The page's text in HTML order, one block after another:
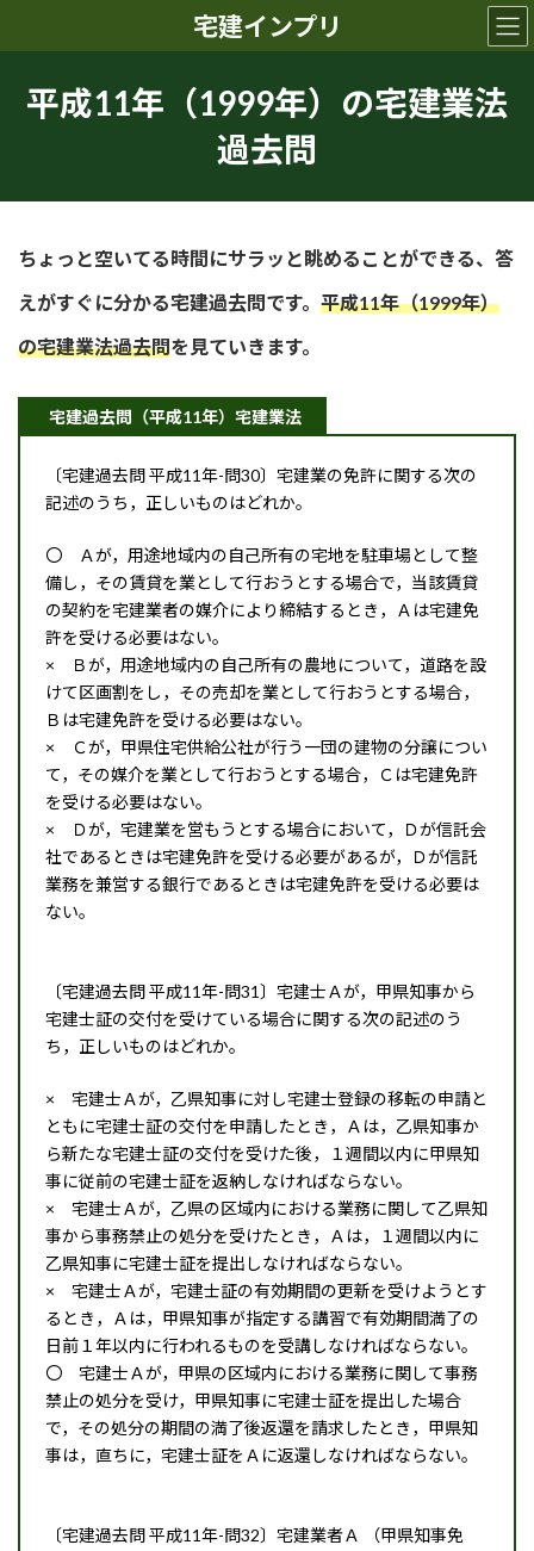
ッ
移
宅建インプリ
平成11年（1999年）の宅建業法
過去問
ちょっと空いてる時間にサラッと眺めることができる、答
えがすぐに分かる宅建過去問です。 平成11年（1999年）
の宅建業法過去問を見ていきます。
宅建過去問（平成11年）宅建業法
〔宅建過去問 平成11年-問30〕宅建業の免許に関する次の
記述のうち，正しいものはどれか。
〇 Ａが，用途地域内の自己所有の宅地を駐車場として整
備し，その賃貸を業として行おうとする場合で，当該賃貸
の契約を宅建業者の媒介により締結するとき，Ａは宅建免
許を受ける必要はない。
× Ｂが，用途地域内の自己所有の農地について，道路を設
けて区画割をし，その売却を業として行おうとする場合，
Ｂは宅建免許を受ける必要はない。
× Ｃが，甲県住宅供給公社が行う一団の建物の分譲につい
て，その媒介を業として行おうとする場合，Ｃは宅建免許
を受ける必要はない。
× Ｄが，宅建業を営もうとする場合において，Ｄが信託会
社であるときは宅建免許を受ける必要があるが，Ｄが信託
業務を兼営する銀行であるときは宅建免許を受ける必要は
ない。
〔宅建過去問 平成11年-問31〕宅建士Ａが，甲県知事から
宅建士証の交付を受けている場合に関する次の記述のう
ち，正しいものはどれか。
× 宅建士Ａが，乙県知事に対し宅建士登録の移転の申請と
ともに宅建士証の交付を申請したとき，Ａは，乙県知事か
ら新たな宅建士証の交付を受けた後，１週間以内に甲県知
事に従前の宅建士証を返納しなければならない｡
× 宅建士Ａが，乙県の区域内における業務に関して乙県知
事から事務禁止の処分を受けたとき，Ａは，１週間以内に
乙県知事に宅建士証を提出しなければならない。
× 宅建士Ａが，宅建士証の有効期間の更新を受けようとす
るとき，Ａは，甲県知事が指定する講習で有効期間満了の
日前１年以内に行われるものを受講しなければならない。
〇 宅建士Ａが，甲県の区域内における業務に関して事務
禁止の処分を受け，甲県知事に宅建士証を提出した場合
で，その処分の期間の満了後返還を請求したとき，甲県知
事は，直ちに，宅建士証をＡに返還しなければならない。
〔宅建過去問 平成11年-問32〕宅建業者Ａ （甲県知事免